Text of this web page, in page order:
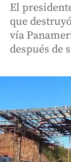
El
que
vía
después de